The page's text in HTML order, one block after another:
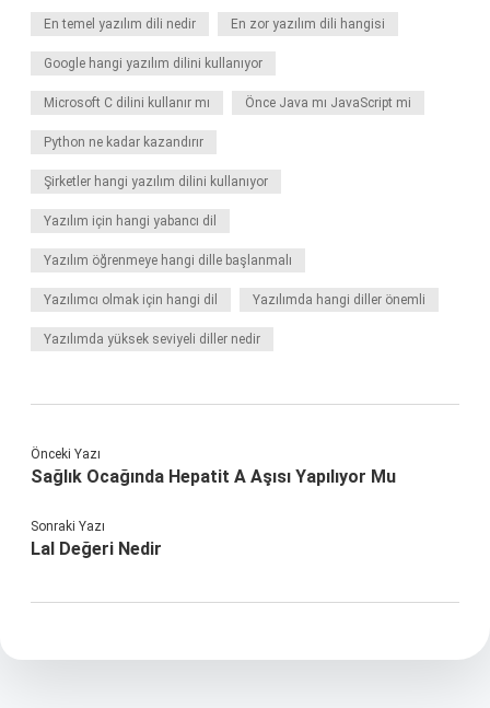
En temel yazılım dili nedir En zor yazılım dili hangisi
Google hangi yazılım dilini kullanıyor
Microsoft C dilini kullanır mı Önce Java mı JavaScript mi
Python ne kadar kazandırır
Şirketler hangi yazılım dilini kullanıyor
Yazılım için hangi yabancı dil
Yazılım öğrenmeye hangi dille başlanmalı
Yazılımcı olmak için hangi dil Yazılımda hangi diller önemli
Yazılımda yüksek seviyeli diller nedir
Önceki Yazı
Sağlık Ocağında Hepatit A Aşısı Yapılıyor Mu
Sonraki Yazı
Lal Değeri Nedir